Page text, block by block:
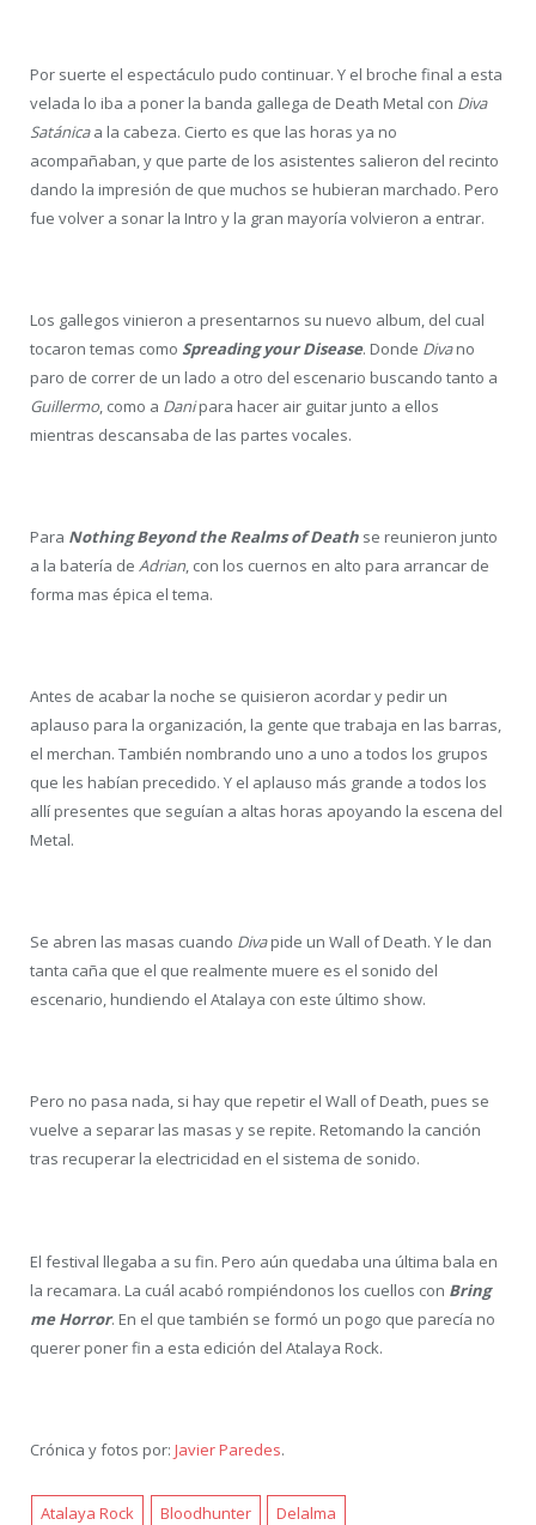
Por suerte el espectáculo pudo continuar. Y el broche final a esta
velada lo iba a poner la banda gallega de Death Metal con Diva
Satánicaa la cabeza. Cierto es que las horas ya no
acompañaban, y que parte de los asistentes salieron del recinto
dando la impresión de que muchos se hubieran marchado. Pero
fue volver a sonar la Intro y la gran mayoría volvieron a entrar.
Los gallegos vinieron a presentarnos su nuevo album, del cual
tocaron temas como Spreading your Disease. Donde Divano
paro de correr de un lado a otro del escenario buscando tanto a
Guillermo, como a Danipara hacer air guitar junto a ellos
mientras descansaba de las partes vocales.
Para Nothing Beyond the Realms of Death se reunieron junto
a la batería de Adrian, con los cuernos en alto para arrancar de
forma mas épica el tema.
Antes de acabar la noche se quisieron acordar y pedir un
aplauso para la organización, la gente que trabaja en las barras,
el merchan. También nombrando uno a uno a todos los grupos
que les habían precedido. Y el aplauso más grande a todos los
allí presentes que seguían a altas horas apoyando la escena del
Metal.
Se abren las masas cuando Divapide un Wall of Death. Y le dan
tanta caña que el que realmente muere es el sonido del
escenario, hundiendo el Atalaya con este último show.
Pero no pasa nada, si hay que repetir el Wall of Death, pues se
vuelve a separar las masas y se repite. Retomando la canción
tras recuperar la electricidad en el sistema de sonido.
El festival llegaba a su fin. Pero aún quedaba una última bala en
la recamara. La cuál acabó rompiéndonos los cuellos con Bring
me Horror. En el que también se formó un pogo que parecía no
querer poner fin a esta edición del Atalaya Rock.
Crónica y fotos por: Javier Paredes.
Atalaya Rock Bloodhunter
Delalma